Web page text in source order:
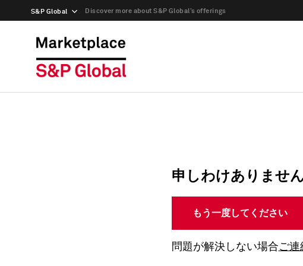
S&P Global Discover more about S&P Global’s offerings
申しわけありませ
もう一度してください
問題が解決しない場合ご連